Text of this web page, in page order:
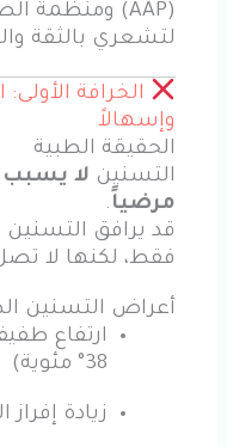
لتشعري بالثقة
الخرافة
وإسهالاً
الحقيقة الطبية
التسنين لا يسبب
مرضياً .
قد يرافق
فقط، لكنها لا
أعراض التسنين
ارتفاع
38° مئوية)
زيادة إفراز